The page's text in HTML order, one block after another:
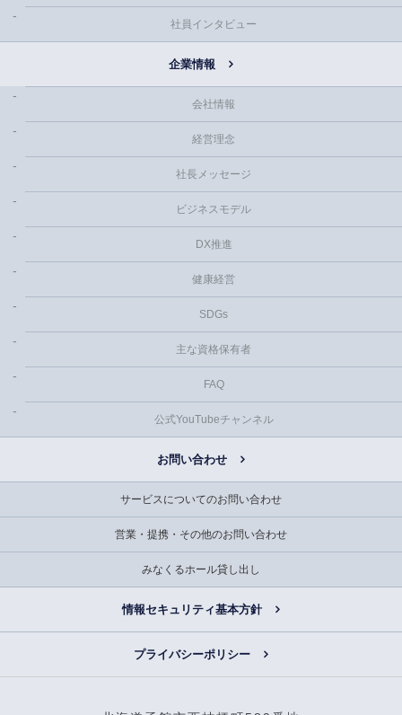
社員インタビュー
企業情報
会社情報
経営理念
社長メッセージ
ビジネスモデル
DX推進
健康経営
SDGs
主な資格保有者
FAQ
公式YouTubeチャンネル
お問い合わせ
サービスについてのお問い合わせ
営業・提携・その他のお問い合わせ
みなくるホール貸し出し
情報セキュリティ基本方針
プライバシーポリシー